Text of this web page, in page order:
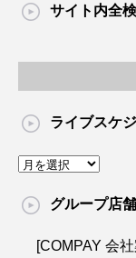
サイト内全
ライブスケ
グループ店舗
[COMPAY 会